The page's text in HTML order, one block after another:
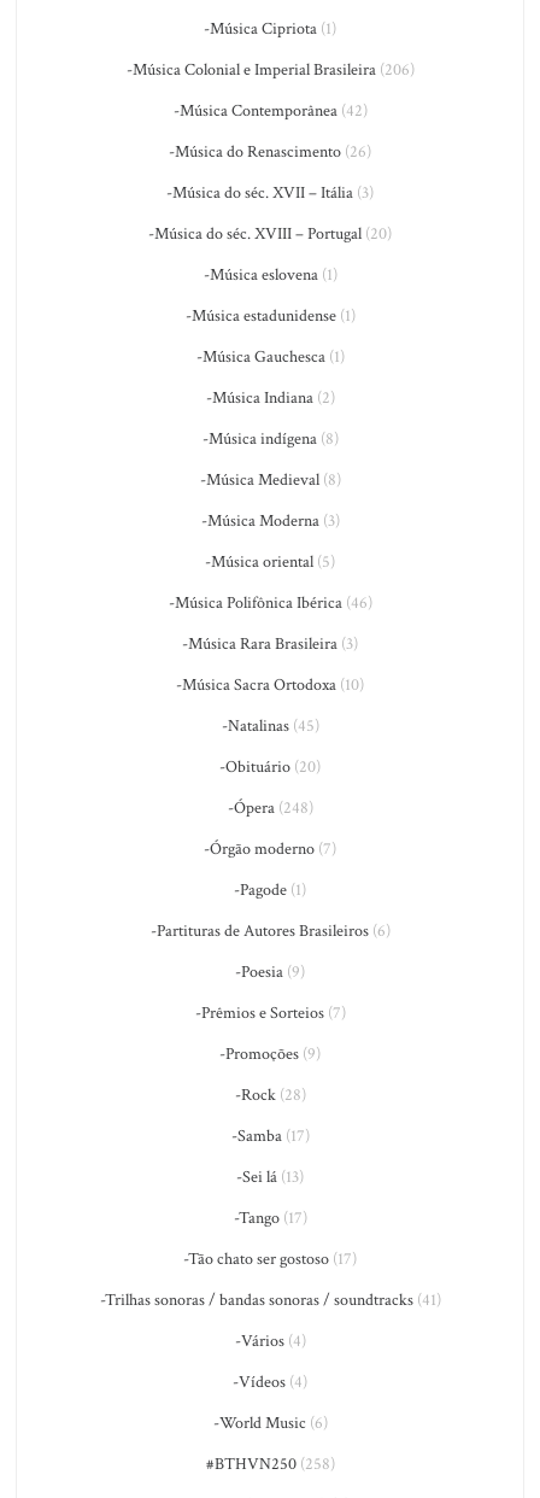
-Música Cipriota (1)
-Música Colonial e Imperial Brasileira(206)
-Música Contemporânea(42)
-Música do Renascimento (26)
-Música do séc. XVII – Itália (3)
-Música do séc. XVIII – Portugal (20)
-Música eslovena(1)
-Música estadunidense(1)
-Música Gauchesca(1)
-Música Indiana(2)
-Música indígena(8)
-Música Medieval(8)
-Música Moderna(3)
-Música oriental (5)
-Música Polifônica Ibérica(46)
-Música Rara Brasileira (3)
-Música Sacra Ortodoxa (10)
-Natalinas(45)
-Obituário (20)
-Ópera(248)
-Órgão moderno (7)
-Pagode (1)
-Partituras de Autores Brasileiros(6)
-Poesia (9)
-Prêmios e Sorteios(7)
-Promoções (9)
-Rock(28)
-Samba(17)
-Sei lá (13)
-Tango(17)
-Tão chato ser gostoso (17)
-Trilhas sonoras / bandas sonoras / soundtracks(41)
-Vários(4)
-Vídeos (4)
-World Music (6)
#BTHVN250(258)